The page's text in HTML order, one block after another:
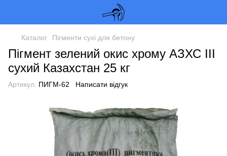
Каталог Пігменти сухі для бетону
Пігмент зелений окис хрому АЗХС III
сухий Казахстан 25 кг
Артикул: ПИГМ-62 Написати відгук